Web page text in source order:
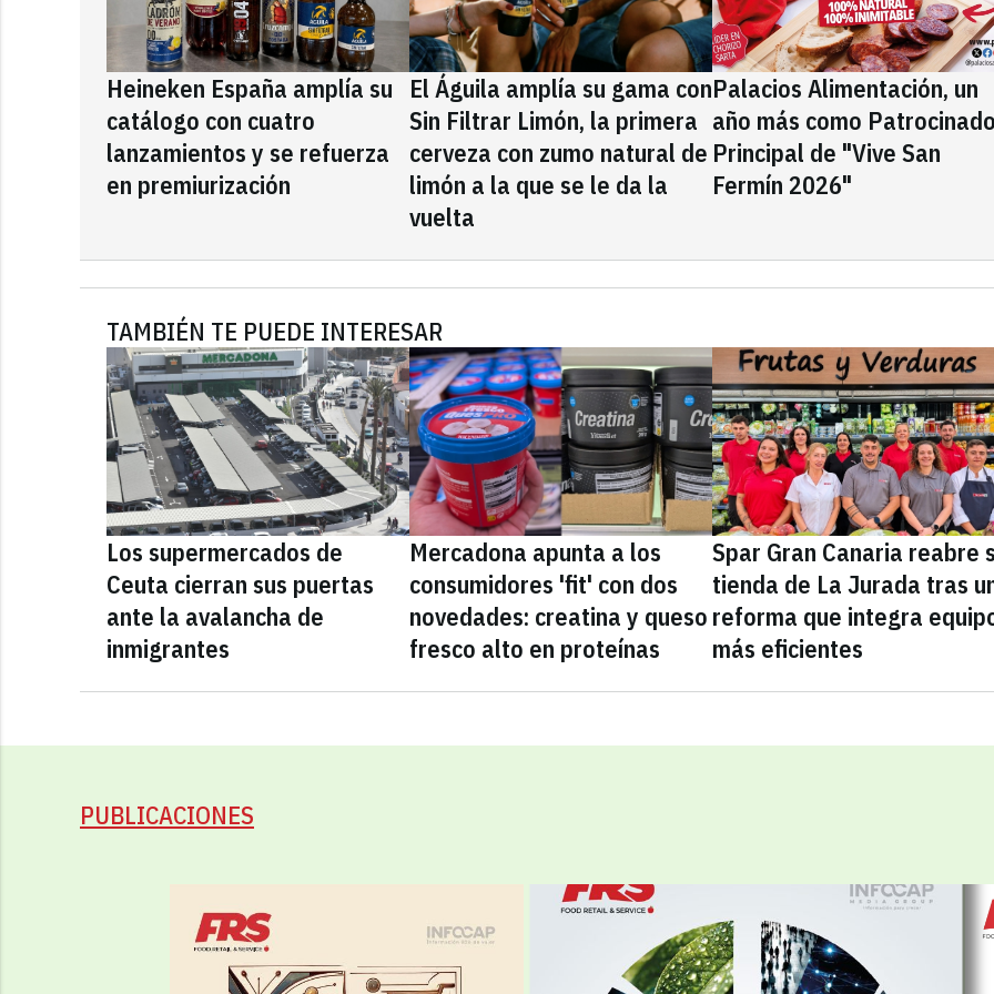
Heineken España amplía su
catálogo con cuatro
lanzamientos y se refuerza
en premiurización
El Águila amplía su gama con
Sin Filtrar Limón, la primera
cerveza con zumo natural de
limón a la que se le da la
vuelta
Palacios Alimentación, un
año más como
Principal de "Vive San
Fermín 2026"
TAMBIÉN TE PUEDE INTERESAR
Los supermercados de
Ceuta cierran sus puertas
ante la avalancha de
inmigrantes
Mercadona apunta a los
consumidores 'fit' con dos
novedades: creatina y queso
fresco alto en proteínas
Spar Gran Canaria reabre
tienda de La Jurada tras
reforma que integra
más eficientes
PUBLICACIONES